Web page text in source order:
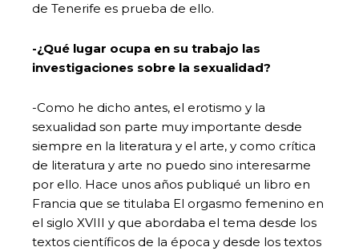
de Tenerife es prueba de ello.
-¿Qué lugar ocupa en su trabajo las
investigaciones sobre la sexualidad?
-Como he dicho antes, el erotismo y la
sexualidad son parte muy importante desde
siempre en la literatura y el arte, y como crítica
de literatura y arte no puedo sino interesarme
por ello. Hace unos años publiqué un libro en
Francia que se titulaba El orgasmo femenino en
el siglo XVIII y que abordaba el tema desde los
textos científicos de la época y desde los textos